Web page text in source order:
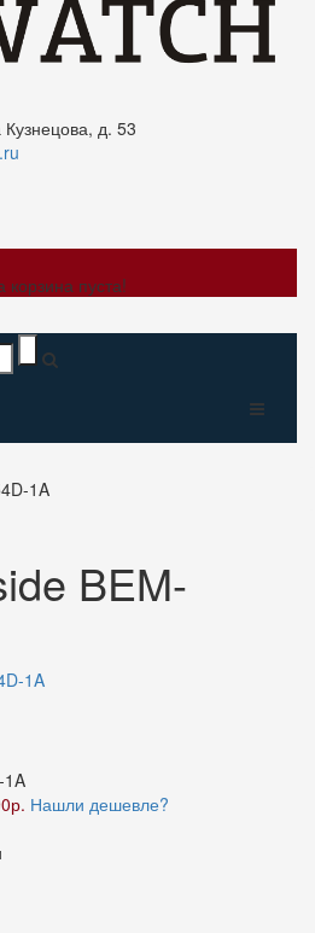
д. 53
корзина пуста!
1A
BEM-
1A
Нашли дешевле?